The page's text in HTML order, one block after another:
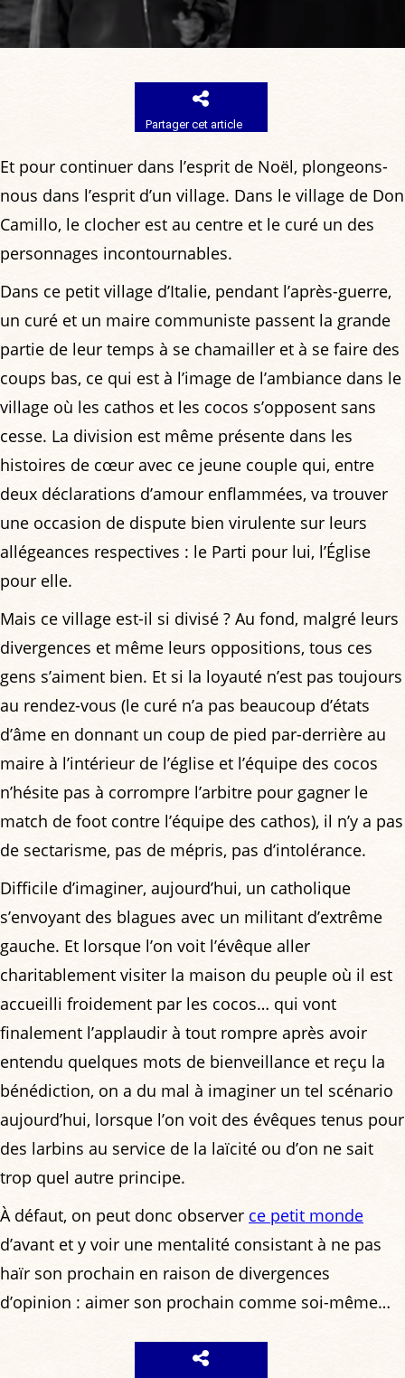
Partager cet article
Et pour continuer dans l’esprit de Noël, plongeons-
nous dans l’esprit d’un village. Dans le village de Don
Camillo, le clocher est au centre et le curé un des
personnages incontournables.
Dans ce petit village d’Italie, pendant l’après-guerre,
un curé et un maire communiste passent la grande
partie de leur temps à se chamailler et à se faire des
coups bas, ce qui est à l’image de l’ambiance dans le
village où les cathos et les cocos s’opposent sans
cesse. La division est même présente dans les
histoires de cœur avec ce jeune couple qui, entre
deux déclarations d’amour enflammées, va trouver
une occasion de dispute bien virulente sur leurs
allégeances respectives : le Parti pour lui, l’Église
pour elle.
Mais ce village est-il si divisé ? Au fond, malgré leurs
divergences et même leurs oppositions, tous ces
gens s’aiment bien. Et si la loyauté n’est pas toujours
au rendez-vous (le curé n’a pas beaucoup d’états
d’âme en donnant un coup de pied par-derrière au
maire à l’intérieur de l’église et l’équipe des cocos
n’hésite pas à corrompre l’arbitre pour gagner le
match de foot contre l’équipe des cathos), il n’y a pas
de sectarisme, pas de mépris, pas d’intolérance.
Difficile d’imaginer, aujourd’hui, un catholique
s’envoyant des blagues avec un militant d’extrême
gauche. Et lorsque l’on voit l’évêque aller
charitablement visiter la maison du peuple où il est
accueilli froidement par les cocos… qui vont
finalement l’applaudir à tout rompre après avoir
entendu quelques mots de bienveillance et reçu la
bénédiction, on a du mal à imaginer un tel scénario
aujourd’hui, lorsque l’on voit des évêques tenus pour
des larbins au service de la laïcité ou d’on ne sait
trop quel autre principe.
À défaut, on peut donc observer ce petit monde
d’avant et y voir une mentalité consistant à ne pas
haïr son prochain en raison de divergences
d’opinion : aimer son prochain comme soi-même…